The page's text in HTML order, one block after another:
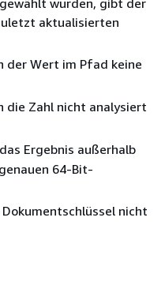
wurden, gibt der
aktualisierten
der Wert im Pfad keine
die Zahl nicht analysiert
Ergebnis außerhalb
64-Bit-
nicht